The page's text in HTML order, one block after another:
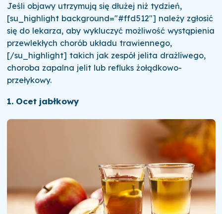
Jeśli objawy utrzymują się dłużej niż tydzień,
[su_highlight background="#ffd512"] należy zgłosić
się do lekarza, aby wykluczyć możliwość wystąpienia
przewlekłych chorób układu trawiennego,
[/su_highlight] takich jak zespół jelita drażliwego,
choroba zapalna jelit lub refluks żołądkowo-
przełykowy.
1. Ocet jabłkowy